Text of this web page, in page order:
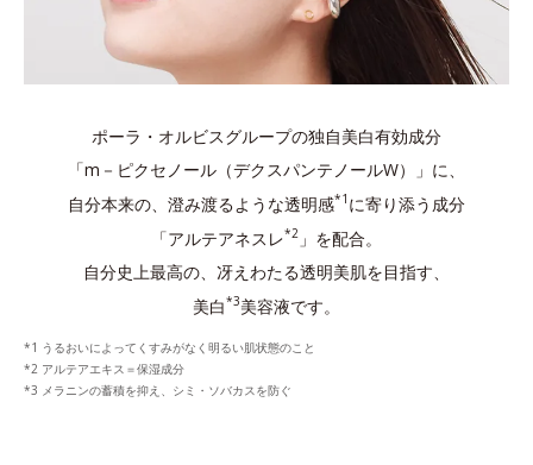
ポーラ・オルビスグループの独自美白有効成分
「m－ピクセノール（デクスパンテノールW）」に、
自分本来の、澄み渡るような透明感*1 に寄り添う成分
「アルテアネスレ*2 」を配合。
自分史上最高の、冴えわたる透明美肌を目指す、
美白*3美容液です。
うるおいによってくすみがなく明るい肌状態のこと
アルテアエキス＝保湿成分
メラニンの蓄積を抑え、シミ・ソバカスを防ぐ